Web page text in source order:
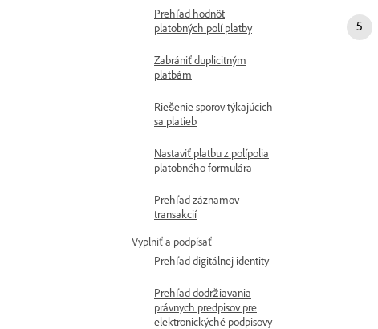
Prehľad hodnôt
platobných polí platby
Zabrániť duplicitným
platbám
Riešenie sporov týkajúcich
sa platieb
Nastaviť platbu z polípolia
platobného formulára
Prehľad záznamov
transakcií
Vyplniť a podpísať
Prehľad digitálnej identity
Prehľad dodržiavania
právnych predpisov pre
elektronickýché podpisovy